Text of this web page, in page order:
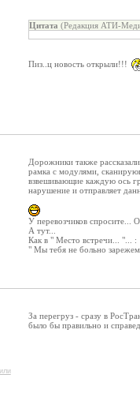
Цитата (Редакция АТИ-
Пиз..ц новость открыли!!!
Дорожники также
рамка с модулями,
взвешивающие каждую ось
нарушение и отправляет
У перевозчиков спросите...
А тут...
Как в " Место встречи... "... :
" Мы тебя не больно
За перегруз - сразу в
было бы правильно и